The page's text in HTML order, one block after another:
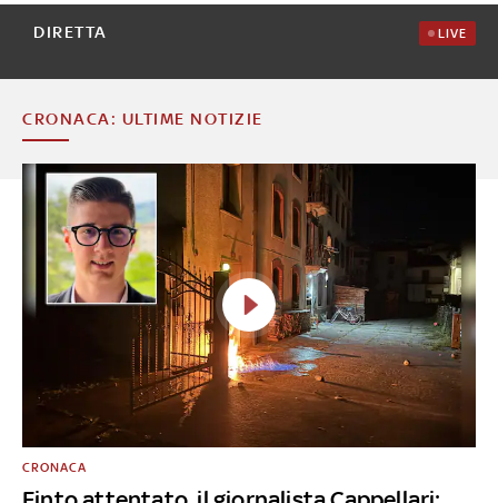
DIRETTA LIVE
CRONACA: ULTIME NOTIZIE
CRONACA